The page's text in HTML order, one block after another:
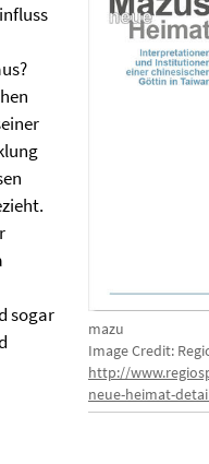
mazu
Image Credit:
http://
neue-heimat-
sogar